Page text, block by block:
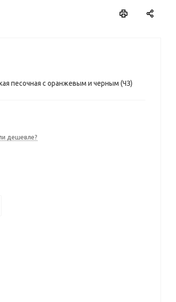
песочная с оранжевым и черным (ЧЗ)
дешевле?